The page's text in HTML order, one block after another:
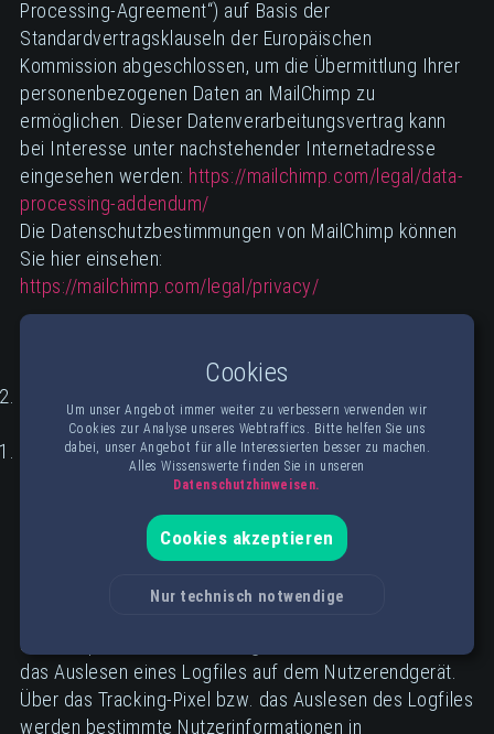
Processing-Agreement“) auf Basis der
Standardvertragsklauseln der Europäischen
Kommission abgeschlossen, um die Übermittlung Ihrer
personenbezogenen Daten an MailChimp zu
ermöglichen. Dieser Datenverarbeitungsvertrag kann
bei Interesse unter nachstehender Internetadresse
eingesehen werden: https://mailchimp.com/legal/data-
processing-addendum/
Die Datenschutzbestimmungen von MailChimp können
Sie hier einsehen:
https://mailchimp.com/legal/privacy/
Advanced Web Statistics
Diese Website verwendet „Advanced Web Statistics“,
Ankerstraße 3b, 06108 Halle (Saale) („Advanced Web
Statistics“), um bestimmte Nutzeraktionen
nachzuvollziehen und auszuwerten. Dies geschieht
Javascript-basiertes Tracking-Pixel oder alternativ über
das Auslesen eines Logfiles auf dem Nutzerendgerät.
Über das Tracking-Pixel bzw. das Auslesen des Logfiles
werden bestimmte Nutzerinformationen in
Cookies
Um unser Angebot immer weiter zu verbessern verwenden wir
Cookies zur Analyse unseres Webtraffics. Bitte helfen Sie uns
dabei, unser Angebot für alle Interessierten besser zu machen.
Alles Wissenswerte finden Sie in unseren
Datenschutzhinweisen.
Nur technisch notwendige
Cookies akzeptieren